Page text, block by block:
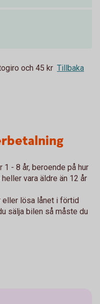
och 45 kr Tillbaka
- 8 år, beroende på hur
vara äldre än 12 år
eller lösa lånet i förtid
sälja bilen så måste du